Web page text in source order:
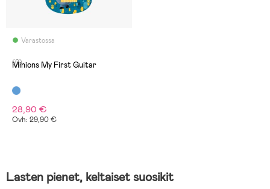
Varastossa
(0)
Minions My First Guitar
28,90 €
Ovh: 29,90 €
Lasten pienet, keltaiset suosikit